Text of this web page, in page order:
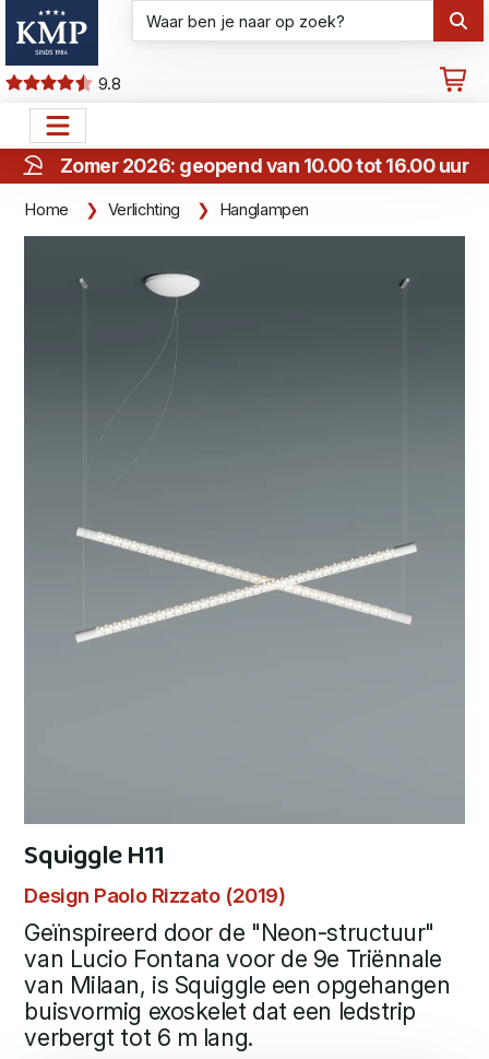
9.8
Zomer 2026: geopend van 10.00 tot 16.00 uur
Home Verlichting Hanglampen
Squiggle H11
Design Paolo Rizzato (2019)
Geïnspireerd door de "Neon-structuur"
van Lucio Fontana voor de 9e Triënnale
van Milaan, is Squiggle een opgehangen
buisvormig exoskelet dat een ledstrip
verbergt tot 6 m lang.